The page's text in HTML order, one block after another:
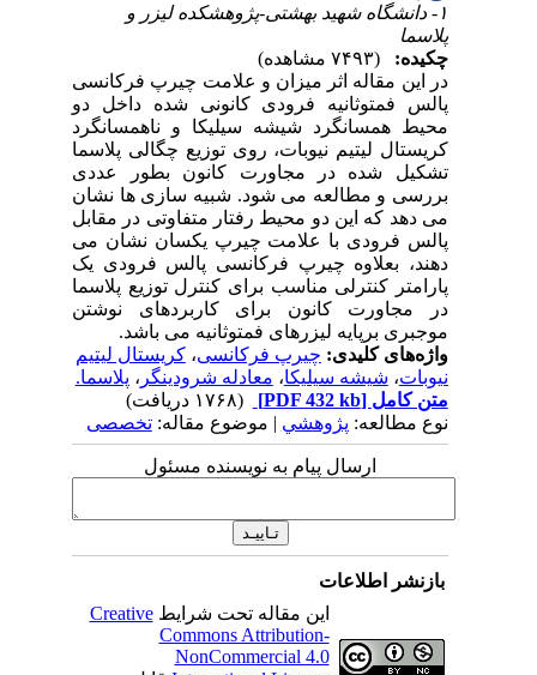
۱- دانشگاه شهید بهشتی-پژوهشکده لیزر و
پلاسما
چکیده:
در این مقاله اثر میزان و علامت چیرپ فرکانسی
پالس فمتوثانیه فرودی کانونی شده داخل دو
محیط همسانگرد شیشه سیلیکا و ناهمسانگرد
کریستال لیتیم نیوبات، روی توزیع چگالی پلاسما
تشکیل شده در مجاورت کانون بطور عددی
بررسی و مطالعه می شود. شبیه سازی ها نشان
می دهد که این دو محیط رفتار متفاوتی در مقابل
پالس فرودی با علامت چیرپ یکسان نشان می
دهند، بعلاوه چیرپ فرکانسی پالس فرودی یک
پارامتر کنترلی مناسب برای کنترل توزیع پلاسما
در مجاورت کانون برای کاربردهای نوشتن
موجبری برپایه لیزرهای فمتوثانیه می باشد.
واژه‌های کلیدی:چیرپ فرکانسی،کریستال لیتیم
نیوبات،شیشه سیلیکا،معادله شرودینگر، پلاسما.
متن کامل[PDF 432 kb]
نوع مطالعه:پژوهشي| موضوع مقاله:تخصصی
ارسال پیام به نویسنده مسئول
بازنشر اطلاعات
این مقاله تحت شرایطCreative
Commons Attribution-
NonCommercial 4.0